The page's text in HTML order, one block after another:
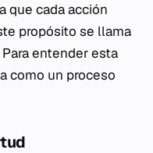
que cada acción
propósito se llama
entender esta
como un proceso